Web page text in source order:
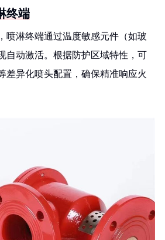
终端
喷淋终端通过温度敏感元件（如玻
自动激活。根据防护区域特性，可
差异化喷头配置，确保精准响应火